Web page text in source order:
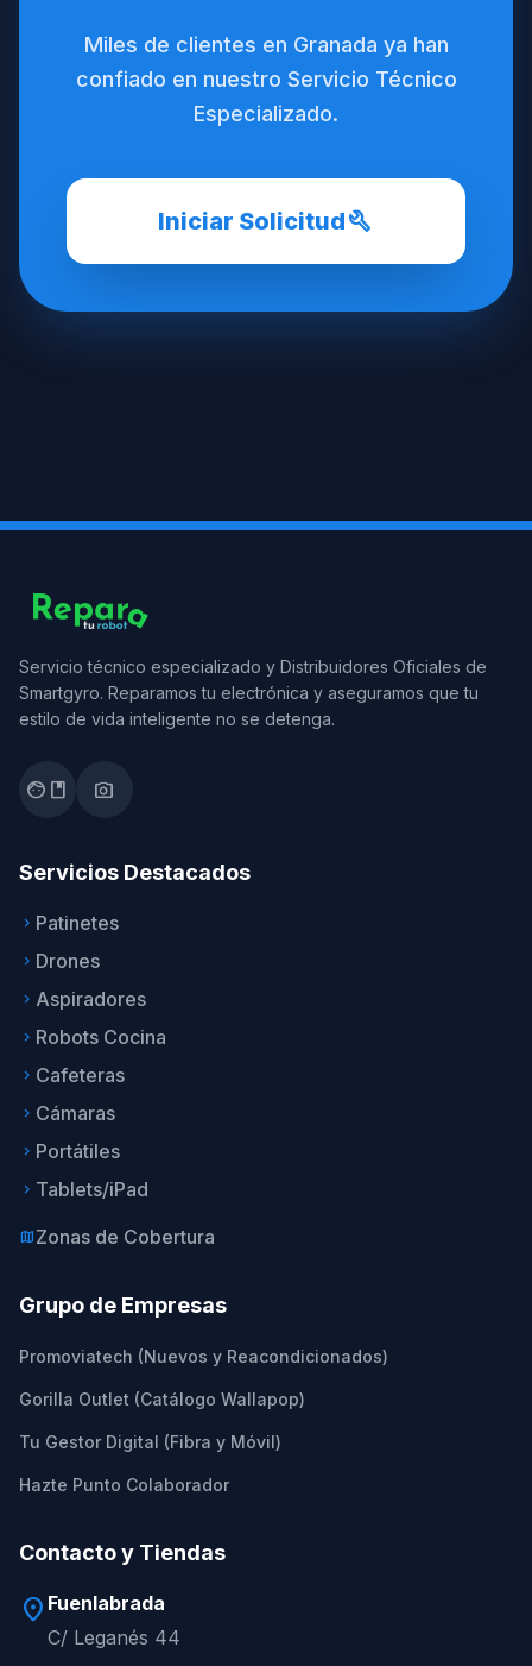
Miles de clientes en Granada ya han
confiado en nuestro Servicio Técnico
Especializado.
Iniciar Solicitudbuild
Servicio técnico especializado y Distribuidores Oficiales de
Smartgyro. Reparamos tu electrónica y aseguramos que tu
estilo de vida inteligente no se detenga.
facebook photo_camera
Servicios Destacados
keyboard_arrow_right Patinetes
keyboard_arrow_right Drones
keyboard_arrow_right Aspiradores
keyboard_arrow_right Robots Cocina
keyboard_arrow_right Cafeteras
keyboard_arrow_right Cámaras
keyboard_arrow_right Portátiles
keyboard_arrow_right Tablets/iPad
mapZonas de Cobertura
Grupo de Empresas
Promoviatech (Nuevos y Reacondicionados)
Gorilla Outlet (Catálogo Wallapop)
Tu Gestor Digital (Fibra y Móvil)
Hazte Punto Colaborador
Contacto y Tiendas
location_on Fuenlabrada
C/ Leganés 44